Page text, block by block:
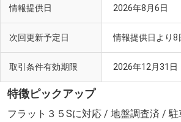
情報提供日 2026年8月6日
次回更新予定日 情報提供日より8
取引条件有効期限 2026年12月31日
特徴ピックアップ
フラット３５Sに対応 / 地盤調査済 /